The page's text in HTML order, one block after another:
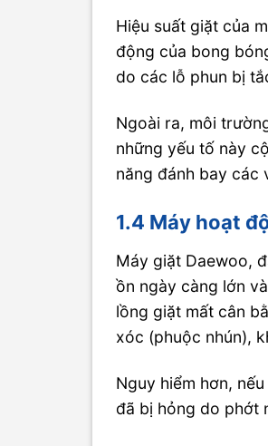
Hiệu suất giặt của
động của bong
do các lỗ phun bị
Ngoài ra, môi
những yếu tố này
năng đánh bay các
1.4 Máy hoạt
Máy giặt Daewoo,
ồn ngày càng lớn
lồng giặt mất cân
xóc (phuộc nhún),
Nguy hiểm hơn,
đã bị hỏng do phớt